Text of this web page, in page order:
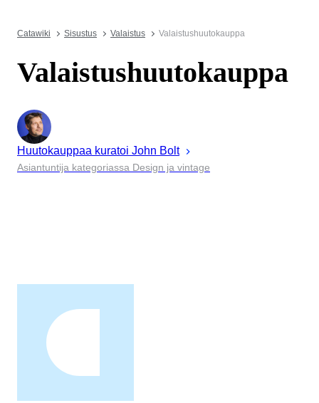
Catawiki Sisustus Valaistus Valaistushuutokauppa
Valaistushuutokauppa
Huutokauppaa kuratoi John Bolt
Asiantuntija kategoriassa Design ja vintage